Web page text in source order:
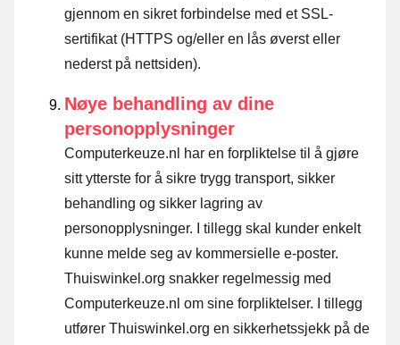
gjennom en sikret forbindelse med et SSL-
sertifikat (HTTPS og/eller en lås øverst eller
nederst på nettsiden).
Nøye behandling av dine
personopplysninger
Computerkeuze.nl har en forpliktelse til å gjøre
sitt ytterste for å sikre trygg transport, sikker
behandling og sikker lagring av
personopplysninger. I tillegg skal kunder enkelt
kunne melde seg av kommersielle e-poster.
Thuiswinkel.org snakker regelmessig med
Computerkeuze.nl om sine forpliktelser. I tillegg
utfører Thuiswinkel.org en sikkerhetssjekk på de